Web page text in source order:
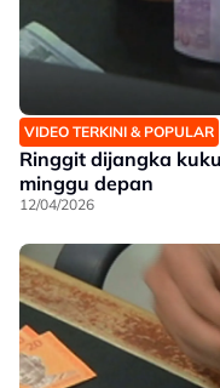
VIDEO TERKINI & POPULAR
Ringgit dijangka
minggu depan
12/04/2026